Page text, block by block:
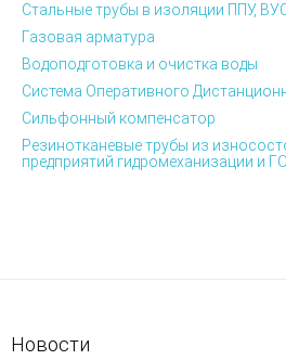
Стальные трубы в изоляции ППУ,
Газовая арматура
Водоподготовка и очистка воды
Система Оперативного
Сильфонный компенсатор
Резинотканевые трубы из
предприятий гидромеханизации и
Новости